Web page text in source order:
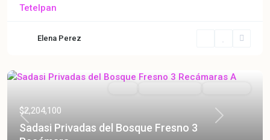
Tetelpan
Elena Perez
Previous Next
$2,204,100
Sadasi Privadas del Bosque Fresno 3